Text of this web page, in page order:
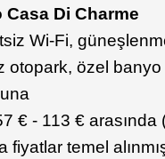
Di Charme
Wi-Fi,
otopark, özel banyo
€ - 113 € arasında
temel